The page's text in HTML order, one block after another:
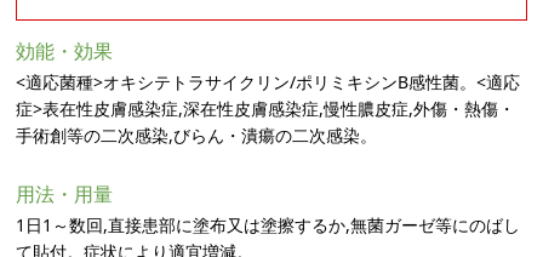
効能・効果
<適応菌種>オキシテトラサイクリン/ポリミキシンB感性菌。<適応
症>表在性皮膚感染症,深在性皮膚感染症,慢性膿皮症,外傷・熱傷・
手術創等の二次感染,びらん・潰瘍の二次感染。
用法・用量
1日1～数回,直接患部に塗布又は塗擦するか,無菌ガーゼ等にのばし
て貼付。症状により適宜増減。